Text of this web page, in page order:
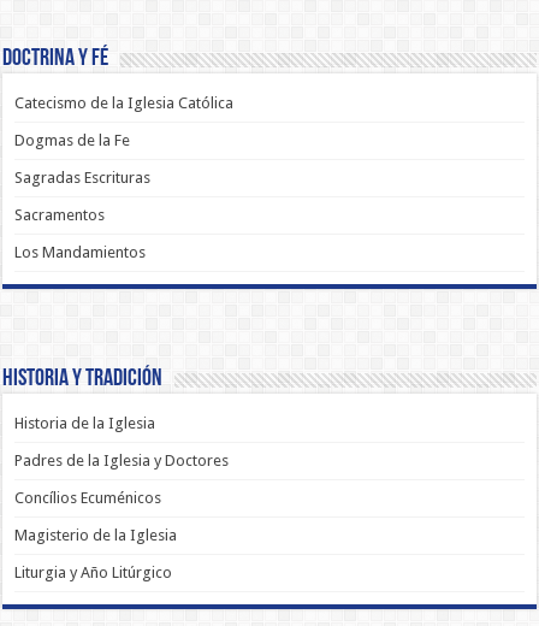
Doctrina y Fé
Catecismo de la Iglesia Católica
Dogmas de la Fe
Sagradas Escrituras
Sacramentos
Los Mandamientos
Historia y Tradición
Historia de la Iglesia
Padres de la Iglesia y Doctores
Concílios Ecuménicos
Magisterio de la Iglesia
Liturgia y Año Litúrgico